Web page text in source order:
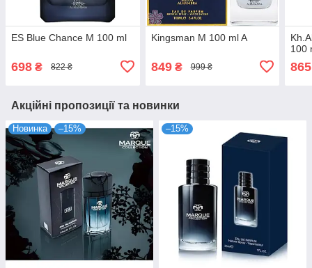
ES Blue Chance M 100 ml
698 ₴ 822 ₴
Kingsman M 100 ml A
849₴ 999 ₴
100
865
Акційні пропозиції та новинки
Новинка –15% –15%